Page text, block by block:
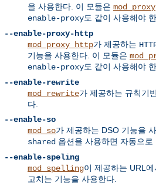
을 사용한다. 이 모듈은 mod_proxy
enable-proxy도 같이 사용해야
--enable-proxy-http
mod_proxy_http가 제공하는
기능을 사용한다. 이 모듈은
enable-proxy도 같이 사용해야
--enable-rewrite
mod_rewrite가 제공하는 규칙기
다.
--enable-so
mod_so가 제공하는 DSO 기능을
shared 옵션을 사용하면 자동으
--enable-speling
mod_spelling이 제공하는 URL
고치는 기능을 사용한다.